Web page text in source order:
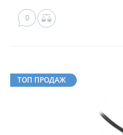
0
ТОП ПРОДАЖ